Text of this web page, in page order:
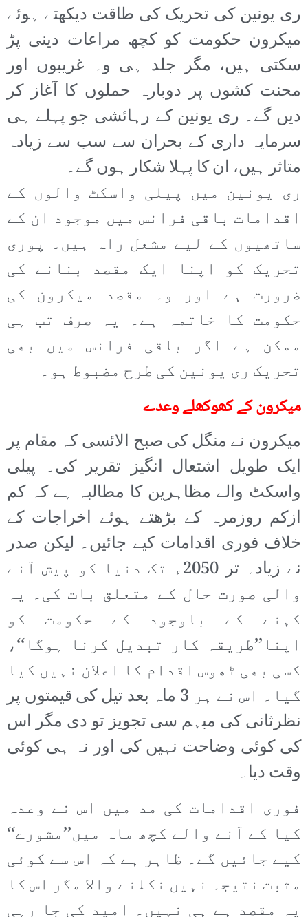
ری یونین کی تحریک کی طاقت دیکھتے ہوئے
میکرون حکومت کو کچھ مراعات دینی پڑ
سکتی ہیں، مگر جلد ہی وہ غریبوں اور
محنت کشوں پر دوبارہ حملوں کا آغاز کر
دیں گے۔ ری یونین کے رہائشی جو پہلے ہی
سرمایہ داری کے بحران سے سب سے زیادہ
متاثر ہیں، ان کا پہلا شکار ہوں گے۔
ری یونین میں پیلی واسکٹ والوں کے
اقدامات باقی فرانس میں موجود ان کے
ساتھیوں کے لیے مشعل راہ ہیں۔ پوری
تحریک کو اپنا ایک مقصد بنانے کی
ضرورت ہے اور وہ مقصد میکرون کی
حکومت کا خاتمہ ہے۔ یہ صرف تب ہی
ممکن ہے اگر باقی فرانس میں بھی
تحریک ری یونین کی طرح مضبوط ہو۔
میکرون کے کھوکھلے وعدے
میکرون نے منگل کی صبح الائسی کہ مقام پر
ایک طویل اشتعال انگیز تقریر کی۔ پیلی
واسکٹ والے مظاہرین کا مطالبہ ہے کہ کم
ازکم روزمرہ کے بڑھتے ہوئے اخراجات کے
خلاف فوری اقدامات کیے جائیں۔ لیکن صدر
نے زیادہ تر 2050ء تک دنیا کو پیش آنے
والی صورت حال کے متعلق بات کی۔ یہ
کہنے کے باوجود کے حکومت کو
اپنا’’طریقہ کار تبدیل کرنا ہوگا‘‘،
کسی بھی ٹھوس اقدام کا اعلان نہیں کیا
گیا۔ اس نے ہر 3 ماہ بعد تیل کی قیمتوں پر
نظرثانی کی مبہم سی تجویز تو دی مگر اس
کی کوئی وضاحت نہیں کی اور نہ ہی کوئی
وقت دیا۔
فوری اقدامات کی مد میں اس نے وعدہ
کیا کے آنے والے کچھ ماہ میں’’مشورے‘‘
کیے جائیں گے۔ ظاہر ہے کہ اس سے کوئی
مثبت نتیجہ نہیں نکلنے والا مگر اس کا
یہ مقصد ہے ہی نہیں۔ امید کی جا رہی